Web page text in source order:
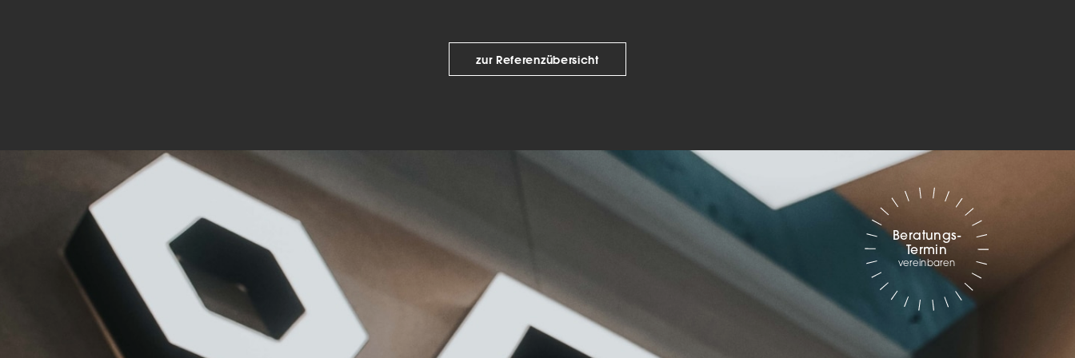
zur Referenzübersicht
Beratungs-
Termin
vereinbaren
personalisierte Werbung anzuzeigen. Sie tun dies, indem sie Besucher über Websites